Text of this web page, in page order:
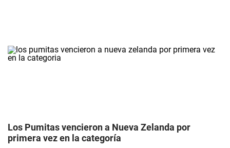
Los Pumitas vencieron a Nueva Zelanda por
primera vez en la categoría